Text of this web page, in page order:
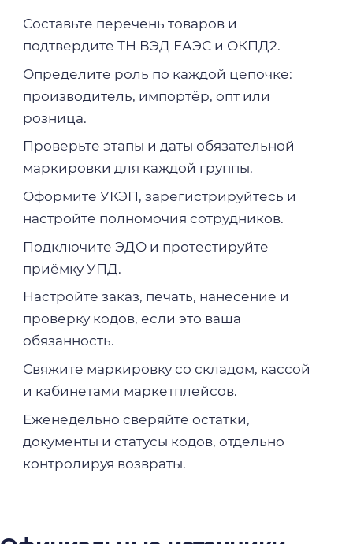
Составьте перечень товаров и
подтвердите ТН ВЭД ЕАЭС и ОКПД2.
Определите роль по каждой цепочке:
производитель, импортёр, опт или
розница.
Проверьте этапы и даты обязательной
маркировки для каждой группы.
Оформите УКЭП, зарегистрируйтесь и
настройте полномочия сотрудников.
Подключите ЭДО и протестируйте
приёмку УПД.
Настройте заказ, печать, нанесение и
проверку кодов, если это ваша
обязанность.
Свяжите маркировку со складом, кассой
и кабинетами маркетплейсов.
Еженедельно сверяйте остатки,
документы и статусы кодов, отдельно
контролируя возвраты.